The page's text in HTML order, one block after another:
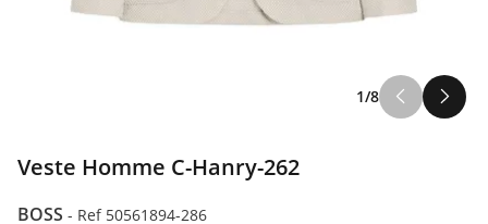
1/8
Veste Homme C-Hanry-262
BOSS - Ref 50561894-286